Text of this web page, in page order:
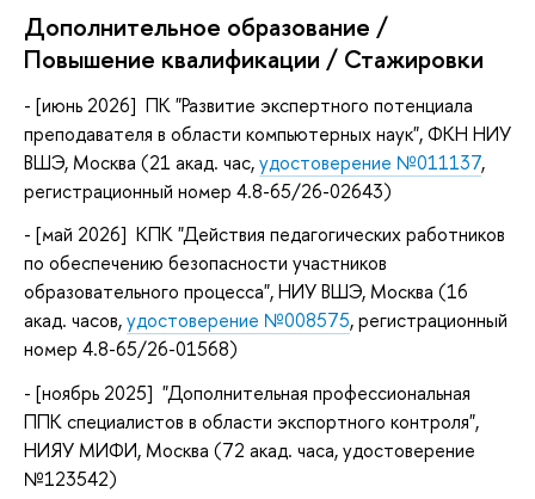
Дополнительное образование /
Повышение квалификации / Стажировки
- [июнь 2026] ПК "Развитие экспертного потенциала
преподавателя в области компьютерных наук", ФКН НИУ
ВШЭ, Москва (21 акад. час,удостоверение №011137,
регистрационный номер 4.8-65/26-02643)
- [май 2026] КПК "Действия педагогических работников
по обеспечению безопасности участников
образовательного процесса", НИУ ВШЭ, Москва (16
акад. часов,удостоверение №008575, регистрационный
номер 4.8-65/26-01568)
- [ноябрь 2025] "Дополнительная профессиональная
ППК специалистов в области экспортного контроля",
НИЯУ МИФИ, Москва (72 акад. часа, удостоверение
№123542)